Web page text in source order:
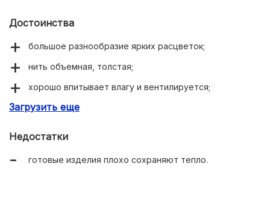
Достоинства
большое разнообразие ярких расцветок;
нить объемная, толстая;
хорошо впитывает влагу и вентилируется;
устойчива к разрыву и деформации;
Загрузить еще
Недостатки
готовые изделия плохо сохраняют тепло.